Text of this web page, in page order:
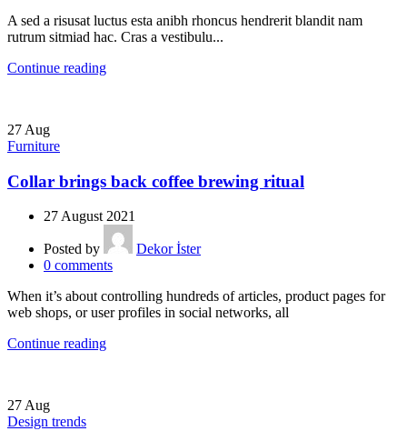
A sed a risusat luctus esta anibh rhoncus hendrerit blandit nam
rutrum sitmiad hac. Cras a vestibulu...
Continue reading
27 Aug
Furniture
Collar brings back coffee brewing ritual
27 August 2021
Posted by
Dekor İster
0 comments
When it’s about controlling hundreds of articles, product pages for
web shops, or user profiles in social networks, all
Continue reading
27 Aug
Design trends